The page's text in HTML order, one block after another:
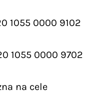
1055 0000 9102
1055 0000 9702
na cele